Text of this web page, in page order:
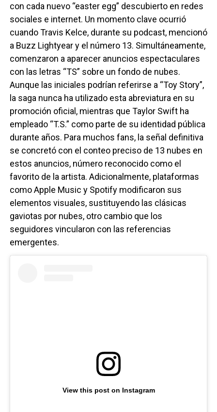
con cada nuevo “easter egg” descubierto en redes
sociales e internet. Un momento clave ocurrió
cuando Travis Kelce, durante su podcast, mencionó
a Buzz Lightyear y el número 13. Simultáneamente,
comenzaron a aparecer anuncios espectaculares
con las letras “TS” sobre un fondo de nubes.
Aunque las iniciales podrían referirse a “Toy Story”,
la saga nunca ha utilizado esta abreviatura en su
promoción oficial, mientras que Taylor Swift ha
empleado “T.S.” como parte de su identidad pública
durante años. Para muchos fans, la señal definitiva
se concretó con el conteo preciso de 13 nubes en
estos anuncios, número reconocido como el
favorito de la artista. Adicionalmente, plataformas
como Apple Music y Spotify modificaron sus
elementos visuales, sustituyendo las clásicas
gaviotas por nubes, otro cambio que los
seguidores vincularon con las referencias
emergentes.
View this post on Instagram